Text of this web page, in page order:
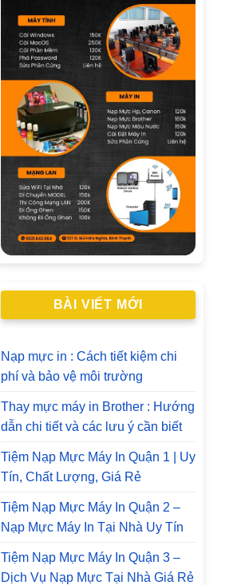
BÀI VIẾT MỚI
Nạp mực in : Cách tiết kiệm chi
phí và bảo vệ môi trường
Thay mực máy in Brother : Hướng
dẫn chi tiết và các lưu ý cần biết
Tiệm Nạp Mực Máy In Quận 1 | Uy
Tín, Chất Lượng, Giá Rẻ
Tiệm Nạp Mực Máy In Quận 2 –
Nạp Mực Máy In Tại Nhà Uy Tín
Tiệm Nạp Mực Máy In Quận 3 –
Dịch Vụ Nạp Mực Tại Nhà Giá Rẻ